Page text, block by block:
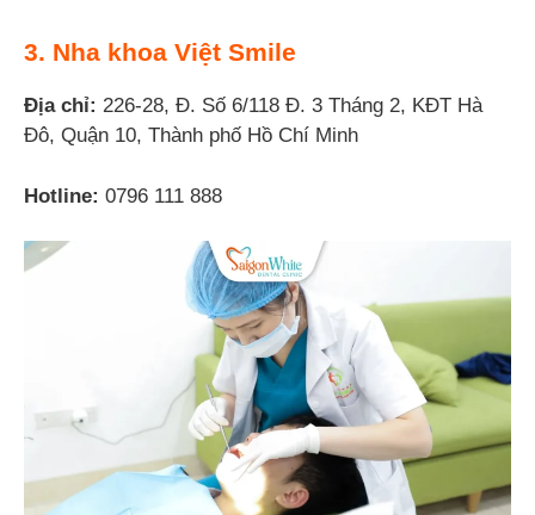
3. Nha khoa Việt Smile
Địa chỉ: 226-28, Đ. Số 6/118 Đ. 3 Tháng 2, KĐT Hà
Đô, Quận 10, Thành phố Hồ Chí Minh
Hotline: 0796 111 888